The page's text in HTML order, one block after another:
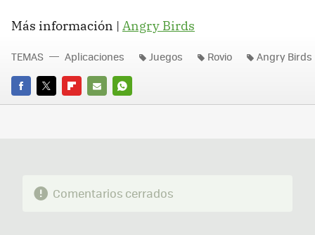
Más información | Angry Birds
FACEBOOK
TWITTERFLIPBOARD
E-
WHATSAPP
TEMAS Aplicaciones Juegos Rovio Angry Birds
Comentarios cerrados